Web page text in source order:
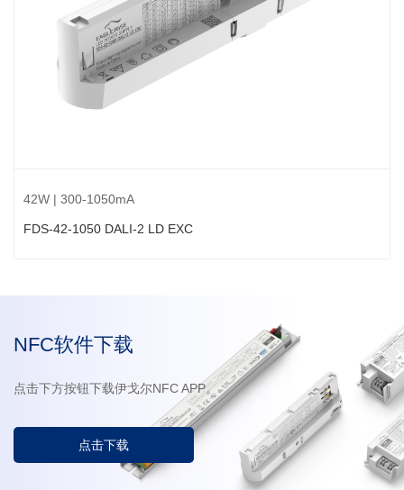
42W | 300-1050mA
FDS-42-1050 DALI-2 LD EXC
NFC软件下载
点击下方按钮下载伊戈尔NFC APP。
点击下载